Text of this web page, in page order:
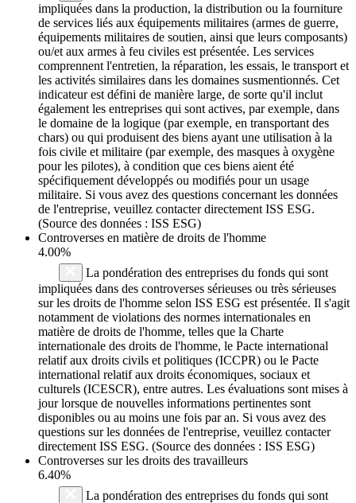
impliquées dans la production, la distribution ou la fourniture
de services liés aux équipements militaires (armes de guerre,
équipements militaires de soutien, ainsi que leurs composants)
ou/et aux armes à feu civiles est présentée. Les services
comprennent l'entretien, la réparation, les essais, le transport et
les activités similaires dans les domaines susmentionnés. Cet
indicateur est défini de manière large, de sorte qu'il inclut
également les entreprises qui sont actives, par exemple, dans
le domaine de la logique (par exemple, en transportant des
chars) ou qui produisent des biens ayant une utilisation à la
fois civile et militaire (par exemple, des masques à oxygène
pour les pilotes), à condition que ces biens aient été
spécifiquement développés ou modifiés pour un usage
militaire. Si vous avez des questions concernant les données
de l'entreprise, veuillez contacter directement ISS ESG.
(Source des données : ISS ESG)
Controverses en matière de droits de l'homme
4.00%
La pondération des entreprises du fonds qui sont
impliquées dans des controverses sérieuses ou très sérieuses
sur les droits de l'homme selon ISS ESG est présentée. Il s'agit
notamment de violations des normes internationales en
matière de droits de l'homme, telles que la Charte
internationale des droits de l'homme, le Pacte international
relatif aux droits civils et politiques (ICCPR) ou le Pacte
international relatif aux droits économiques, sociaux et
culturels (ICESCR), entre autres. Les évaluations sont mises à
jour lorsque de nouvelles informations pertinentes sont
disponibles ou au moins une fois par an. Si vous avez des
questions sur les données de l'entreprise, veuillez contacter
directement ISS ESG. (Source des données : ISS ESG)
Controverses sur les droits des travailleurs
6.40%
La pondération des entreprises du fonds qui sont